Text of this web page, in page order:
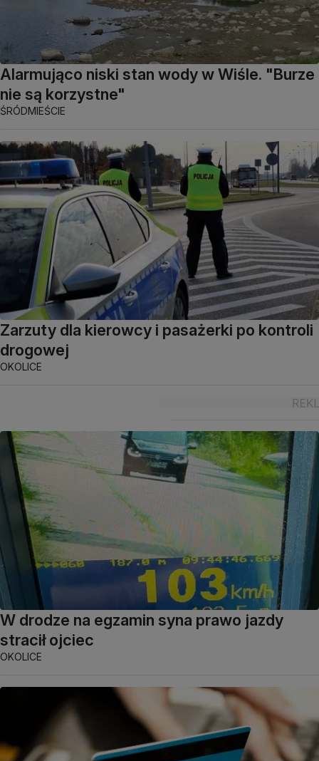
Alarmująco niski stan wody w Wiśle. "Burze
nie są korzystne"
ŚRÓDMIEŚCIE
Zarzuty dla kierowcy i pasażerki po kontroli
drogowej
OKOLICE
W drodze na egzamin syna prawo jazdy
stracił ojciec
OKOLICE